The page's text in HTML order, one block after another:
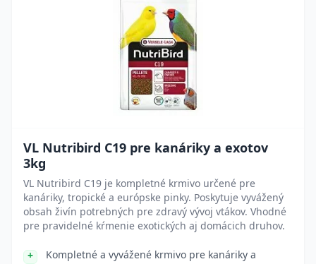
VL Nutribird C19 pre kanáriky a exotov
3kg
VL Nutribird C19 je kompletné krmivo určené pre
kanáriky, tropické a európske pinky. Poskytuje vyvážený
obsah živín potrebných pre zdravý vývoj vtákov. Vhodné
pre pravidelné kŕmenie exotických aj domácich druhov.
Kompletné a vyvážené krmivo pre kanáriky a